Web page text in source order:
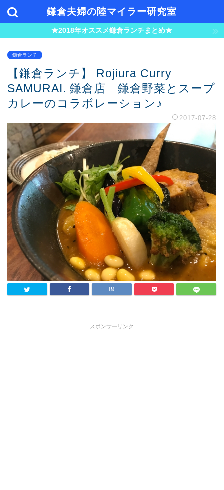
鎌倉夫婦の陸マイラー研究室
★2018年オススメ鎌倉ランチまとめ★
鎌倉ランチ
【鎌倉ランチ】 Rojiura Curry
SAMURAI. 鎌倉店 鎌倉野菜とスープ
カレーのコラボレーション♪
2017-07-28
スポンサーリンク